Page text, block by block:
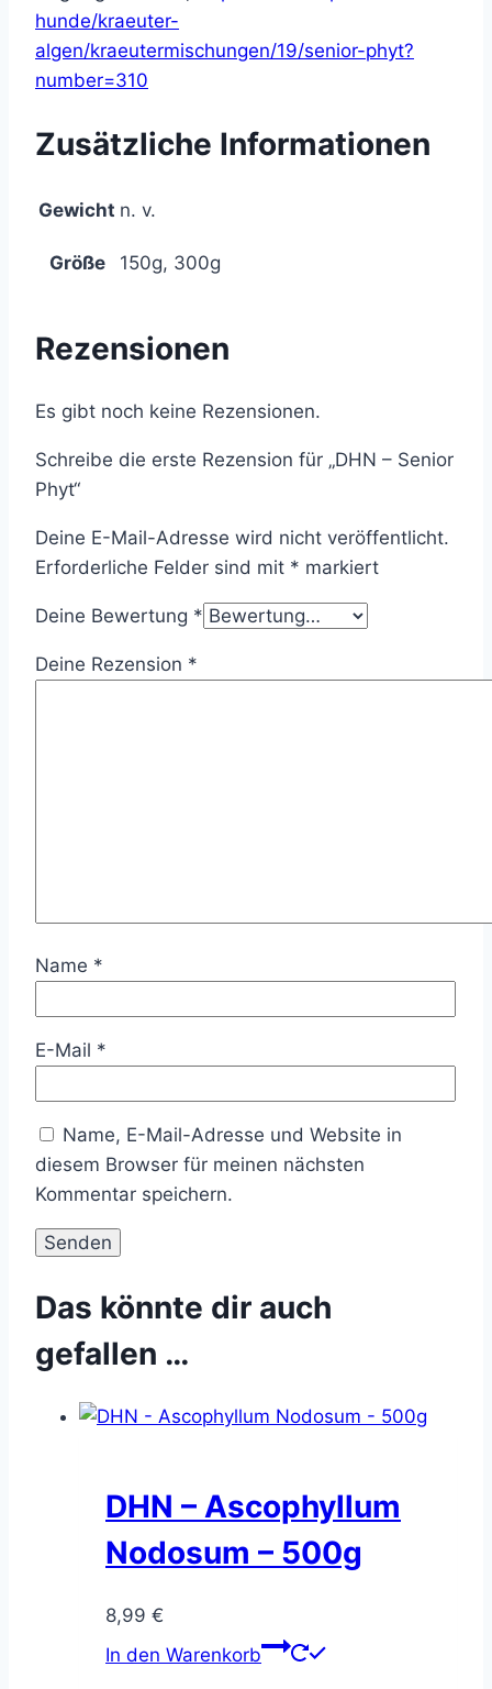
hunde/kraeuter-
algen/kraeutermischungen/19/senior-phyt?
number=310
Zusätzliche Informationen
Gewicht n. v.
Größe 150g, 300g
Rezensionen
Es gibt noch keine Rezensionen.
Schreibe die erste Rezension für „DHN – Senior
Phyt“
Deine E-Mail-Adresse wird nicht veröffentlicht.
Erforderliche Felder sind mit * markiert
Deine Bewertung *
Deine Rezension *
Name *
E-Mail *
Name, E-Mail-Adresse und Website in
diesem Browser für meinen nächsten
Kommentar speichern.
Das könnte dir auch
gefallen …
DHN – Ascophyllum
Nodosum – 500g
8,99 €
In den Warenkorb